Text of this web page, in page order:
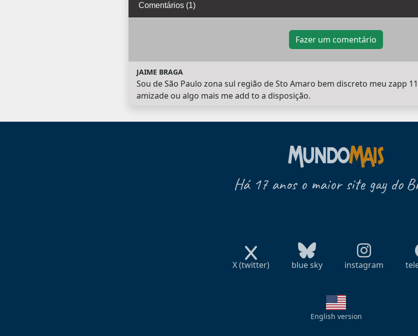
Comentários (1)
Fazer um comentário
JAIME BRAGA
Sou de São Paulo zona sul região de Sto Amaro bem discreto meu zapp
amizade ou algo mais me add to a disposição.
Há 17 anos o maior site gay do
X (twitter) blue sky instagram
English version